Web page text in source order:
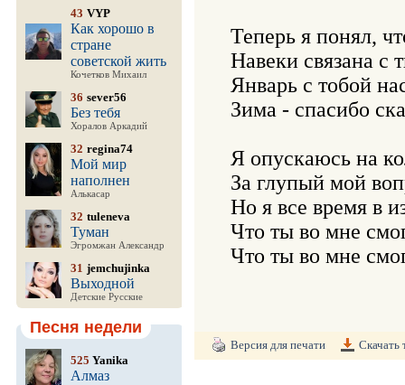
43 VYP
Как хорошо в
стране
советской жить
Кочетков Михаил
36 sever56
Без тебя
Хоралов Аркадий
32 regina74
Мой мир
наполнен
Алькасар
32 tuleneva
Туман
Эгромжан Александр
31 jemchujinka
Выходной
Детские Русские
Песня недели
525 Yanika
Алмаз
Теперь я понял,
Навеки связана с
Январь с тобой
Зима - спасибо
Я опускаюсь на
За глупый мой
Но я все время в
Что ты во мне
Версия для печати Скачать